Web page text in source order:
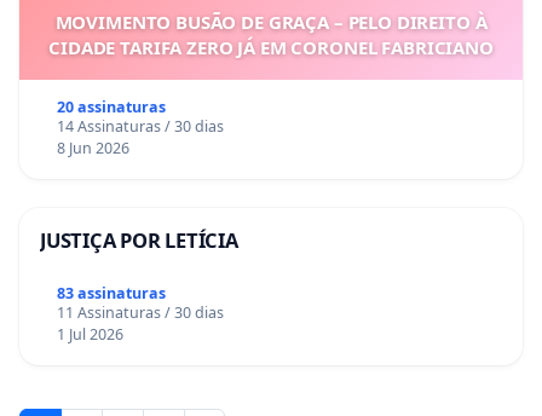
MOVIMENTO BUSÃO DE GRAÇA – PELO DIREITO À
CIDADE TARIFA ZERO JÁ EM CORONEL FABRICIANO
20 assinaturas
14 Assinaturas / 30 dias
8 Jun 2026
JUSTIÇA POR LETÍCIA
83 assinaturas
11 Assinaturas / 30 dias
1 Jul 2026